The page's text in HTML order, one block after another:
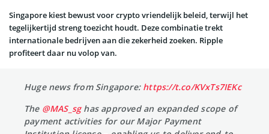
Singapore kiest bewust voor crypto vriendelijk beleid, terwijl het
tegelijkertijd streng toezicht houdt. Deze combinatie trekt
internationale bedrijven aan die zekerheid zoeken. Ripple
profiteert daar nu volop van.
Huge news from Singapore: https://t.co/KVxTs7IEKc
The @MAS_sghas approved an expanded scope of
payment activities for our Major Payment